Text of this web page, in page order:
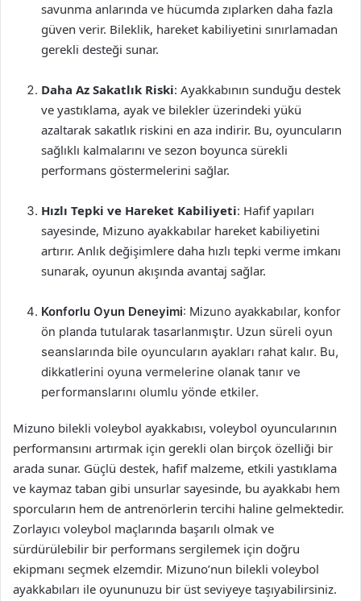
savunma anlarında ve hücumda zıplarken daha fazla
güven verir. Bileklik, hareket kabiliyetini sınırlamadan
gerekli desteği sunar.
Daha Az Sakatlık Riski: Ayakkabının sunduğu destek
ve yastıklama, ayak ve bilekler üzerindeki yükü
azaltarak sakatlık riskini en aza indirir. Bu, oyuncuların
sağlıklı kalmalarını ve sezon boyunca sürekli
performans göstermelerini sağlar.
Hızlı Tepki ve Hareket Kabiliyeti: Hafif yapıları
sayesinde, Mizuno ayakkabılar hareket kabiliyetini
artırır. Anlık değişimlere daha hızlı tepki verme imkanı
sunarak, oyunun akışında avantaj sağlar.
Konforlu Oyun Deneyimi: Mizuno ayakkabılar, konfor
ön planda tutularak tasarlanmıştır. Uzun süreli oyun
seanslarında bile oyuncuların ayakları rahat kalır. Bu,
dikkatlerini oyuna vermelerine olanak tanır ve
performanslarını olumlu yönde etkiler.
Mizuno bilekli voleybol ayakkabısı, voleybol oyuncularının
performansını artırmak için gerekli olan birçok özelliği bir
arada sunar. Güçlü destek, hafif malzeme, etkili yastıklama
ve kaymaz taban gibi unsurlar sayesinde, bu ayakkabı hem
sporcuların hem de antrenörlerin tercihi haline gelmektedir.
Zorlayıcı voleybol maçlarında başarılı olmak ve
sürdürülebilir bir performans sergilemek için doğru
ekipmanı seçmek elzemdir. Mizuno’nun bilekli voleybol
ayakkabıları ile oyununuzu bir üst seviyeye taşıyabilirsiniz.